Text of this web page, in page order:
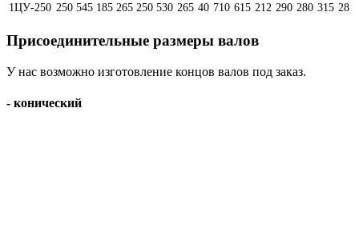
1ЦУ-250 250 545 185 265 250 530 265 40 710 615 212 290 280 315 28
Присоединительные размеры валов
У нас возможно изготовление концов валов под заказ.
- конический